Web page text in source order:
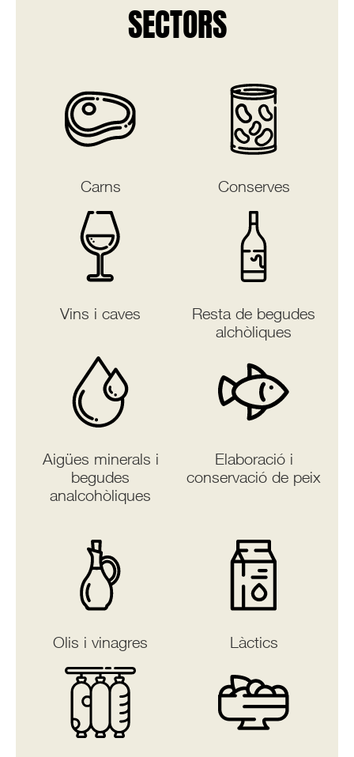
SECTORS
Carns Conserves
Vins i caves
Resta de begudes
alchòliques
Aigües minerals i
begudes
analcohòliques
Elaboració i
conservació de peix
Olis i vinagres Làctics